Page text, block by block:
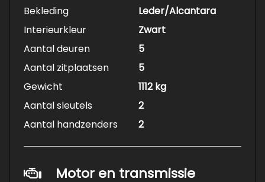
Bekleding
Leder/Alcantara
Interieurkleur
Zwart
Aantal deuren
5
Aantal zitplaatsen
5
Gewicht
1112 kg
Aantal sleutels
2
Aantal handzenders
2
Motor en transmissie